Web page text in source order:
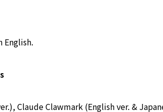
English.
Claude Clawmark (English ver. &